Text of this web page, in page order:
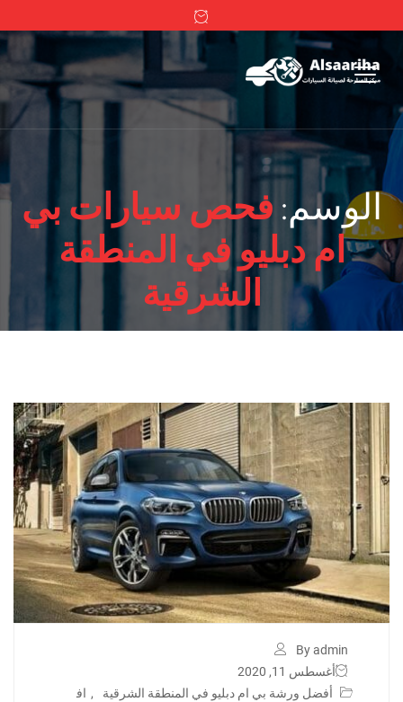
الوسم: فحص سيارات بي
ام دبليو في المنطقة
الشرقية
By admin
أغسطس 11, 2020
أفضل ورشة بي ام دبليو في المنطقة الشرقية
, اف